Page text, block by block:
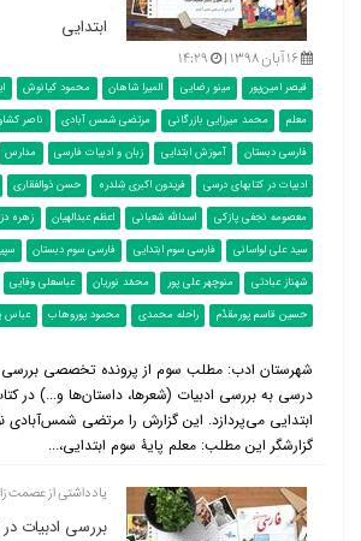
ابتدایی
۱۶ آبان ۱۳۹۸ | ۱۴:۲۹
قیصر امین‌پور مینو رضایی المیرا شاهان محمود کیانوش
معلم
محمد میرزایی بازرگانی مرتضی شمس آبادی ناصر
فارسی دبستان
آموزش ابتدایی زبان و ادبیات فارسی مدارس
ادبیات در کتابهای درسی
فریدون اکبری شِلدره حسن ذوالفقاری
معصومه نجفی پازکی
اسدالله شعبانی اعظم عبدالهیان زهره
سید علی لواسانی
فارسی سوم ابتدایی فارسی سوم دبستان
شهناز عبادتی
منوچهر علی پور محمّد نوریان عباسعلی وفایی
حسین قاسم پورمقدّم
راحله محمدی محمود پوروهاب عباس
شهرستان ادب: مطلب سوم از پرونده تخصصی بررسی
درسی به بررسی ادبیات (شعرها، داستان‌ها و...) در
ابتدایی می‌پردازد. این گزارش را مرتضی
گزارشگر این مطلب: معلم پایۀ سوم ابتدایی،...
یادداشتی از عصمت
بررسی ادبیات